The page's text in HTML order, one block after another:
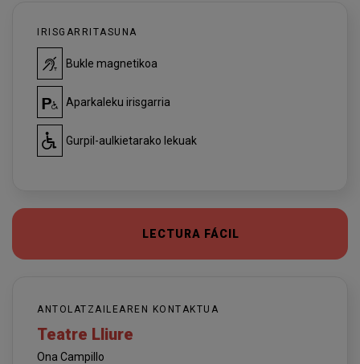
IRISGARRITASUNA
Bukle magnetikoa
Aparkaleku irisgarria
Gurpil-aulkietarako lekuak
LECTURA FÁCIL
ANTOLATZAILEAREN KONTAKTUA
Teatre Lliure
Ona Campillo